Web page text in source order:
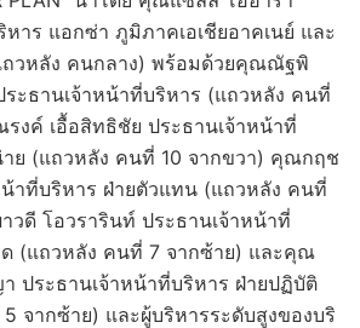
าร แอกซ่า ภูมิภาคเอเชียอาคเนย์ และ
ถวหลัง คนกลาง) พร้อมด้วยคุณณัฐพิ
ะธานเจ้าหน้าที่บริหาร (แถวหลัง คนที่
งค์ เอื้อสิทธิชัย ประธานเจ้าหน้าที่
าย (แถวหลัง คนที่ 10 จากขวา) คุณกฤช
าที่บริหาร ฝ่ายตัวแทน (แถวหลัง คนที่
ดี โอวรารินท์ ประธานเจ้าหน้าที่
ด (แถวหลัง คนที่ 7 จากซ้าย) และคุณ
ประธานเจ้าหน้าที่บริหาร ฝ่ายปฏิบัติ
จากซ้าย) และผู้บริหารระดับสูงของบริ